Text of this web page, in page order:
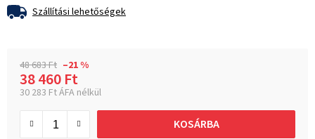
Szállítási lehetőségek
48 683 Ft –21 %
38 460 Ft
30 283 Ft ÁFA nélkül
KOSÁRBA